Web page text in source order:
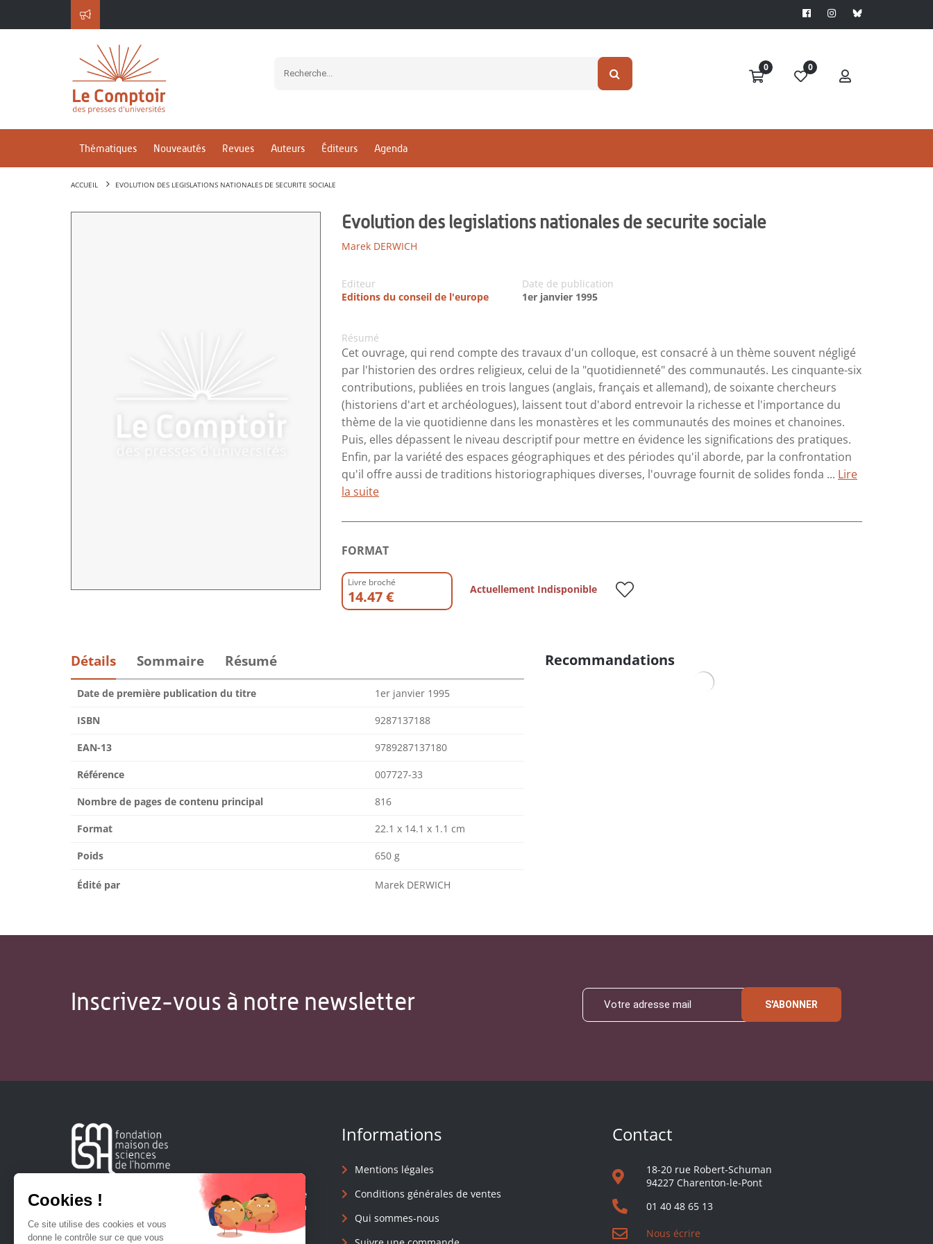
0 0
Thématiques Nouveautés Revues Auteurs Éditeurs Agenda
ACCUEIL EVOLUTION DES LEGISLATIONS NATIONALES DE SECURITE SOCIALE
Evolution des legislations nationales de securite sociale
Marek DERWICH
Editeur
Editions du conseil de l'europe
Date de publication
1er janvier 1995
Résumé
Cet ouvrage, qui rend compte des travaux d'un colloque, est consacré à un thème souvent négligé
par l'historien des ordres religieux, celui de la "quotidienneté" des communautés. Les cinquante-six
contributions, publiées en trois langues (anglais, français et allemand), de soixante chercheurs
(historiens d'art et archéologues), laissent tout d'abord entrevoir la richesse et l'importance du
thème de la vie quotidienne dans les monastères et les communautés des moines et chanoines.
Puis, elles dépassent le niveau descriptif pour mettre en évidence les significations des pratiques.
Enfin, par la variété des espaces géographiques et des périodes qu'il aborde, par la confrontation
qu'il offre aussi de traditions historiographiques diverses, l'ouvrage fournit de solides fonda ... Lire
la suite
FORMAT
Livre broché
14.47 € Actuellement Indisponible
Détails Sommaire Résumé
Date de première publication du titre 1er janvier 1995
ISBN 9287137188
EAN-13 9789287137180
Référence 007727-33
Nombre de pages de contenu principal 816
Format 22.1 x 14.1 x 1.1 cm
Poids 650 g
Édité par Marek DERWICH
Recommandations
Inscrivez-vous à notre newsletter S'ABONNER
Créée en 1963, la Fondation Maison Sciences de l'Homme
soutient la recherche et la diffusion des connaissances en
sciences humaines et sociales.
Informations
Mentions légales
Conditions générales de ventes
Qui sommes-nous
Contact
18-20 rue Robert-Schuman
94227 Charenton-le-Pont
01 40 48 65 13
Nous écrire